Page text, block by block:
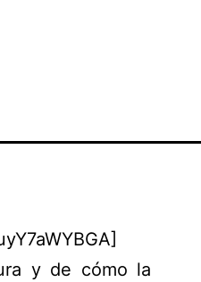
y de cómo la